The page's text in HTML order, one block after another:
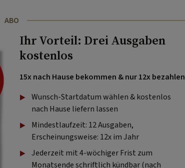
ABO
Ihr Vorteil: Drei Ausgaben
kostenlos
15x nach Hause bekommen & nur 12x bezahlen
Wunsch-Startdatum wählen & kostenlos
nach Hause liefern lassen
Mindestlaufzeit: 12 Ausgaben,
Erscheinungsweise: 12x im Jahr
Jederzeit mit 4-wöchiger Frist zum
Monatsende schriftlich kündbar (nach